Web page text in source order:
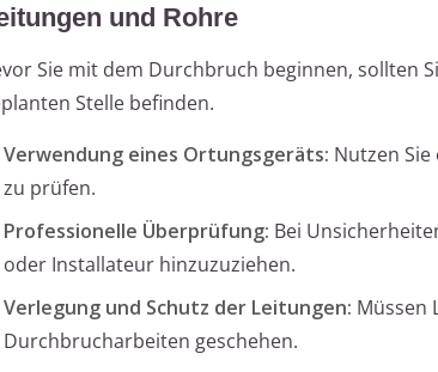
und Rohre
Sie mit dem Durchbruch beginnen, sollten
Stelle befinden.
Verwendung eines Ortungsgeräts: Nutzen Sie
zu prüfen.
Professionelle Überprüfung: Bei
oder Installateur hinzuzuziehen.
Verlegung und Schutz der Leitungen: Müssen
Durchbrucharbeiten geschehen.